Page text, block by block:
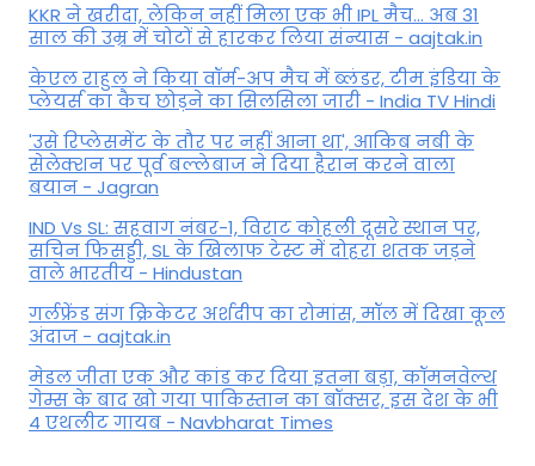
KKR ने खरीदा, लेकिन नहीं मिला एक भी IPL मैच... अब 31
साल की उम्र में चोटों से हारकर लिया संन्यास - aajtak.in
केएल राहुल ने किया वॉर्म-अप मैच में ब्लंडर, टीम इंडिया के
प्लेयर्स का कैच छोड़ने का सिलसिला जारी - India TV Hindi
'उसे रिप्लेसमेंट के तौर पर नहीं आना था', आकिब नबी के
सेलेक्शन पर पूर्व बल्लेबाज ने दिया हैरान करने वाला
बयान - Jagran
IND Vs SL: सहवाग नंबर-1, विराट कोहली दूसरे स्थान पर,
सचिन फिसड्डी, SL के खिलाफ टेस्ट में दोहरा शतक जड़ने
वाले भारतीय - Hindustan
गर्लफ्रेंड संग क्रिकेटर अर्शदीप का रोमांस, मॉल में द‍िखा कूल
अंदाज - aajtak.in
मेडल जीता एक और कांड कर दिया इतना बड़ा, कॉमनवेल्थ
गेम्स के बाद खो गया पाकिस्तान का बॉक्सर, इस देश के भी
4 एथलीट गायब - Navbharat Times